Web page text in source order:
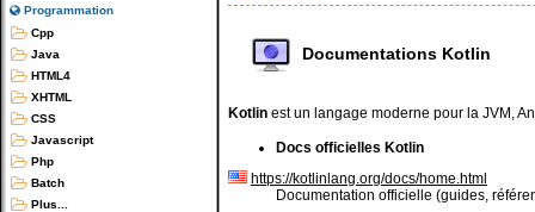
Programmation
Cpp
Java
HTML4
XHTML
CSS
Javascript
Php
Batch
Plus...
Documentations Kotlin
Kotlin est un langage moderne pour la JVM,
Docs officielles Kotlin
https://kotlinlang.org/docs/home.html
Documentation officielle (guides,